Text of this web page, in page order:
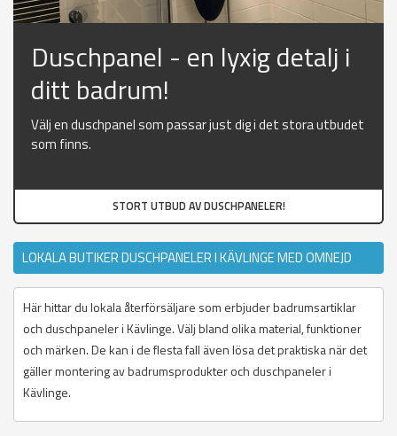
Duschpanel - en lyxig detalj i
ditt badrum!
Välj en duschpanel som passar just dig i det stora utbudet
som finns.
STORT UTBUD AV DUSCHPANELER!
LOKALA BUTIKER DUSCHPANELER I KÄVLINGE MED OMNEJD
Här hittar du lokala återförsäljare som erbjuder badrumsartiklar
och duschpaneler i Kävlinge. Välj bland olika material, funktioner
och märken. De kan i de flesta fall även lösa det praktiska när det
gäller montering av badrumsprodukter och duschpaneler i
Kävlinge.